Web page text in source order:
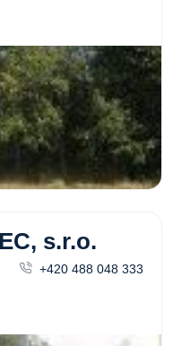
s.r.o.
+420 488 048 333